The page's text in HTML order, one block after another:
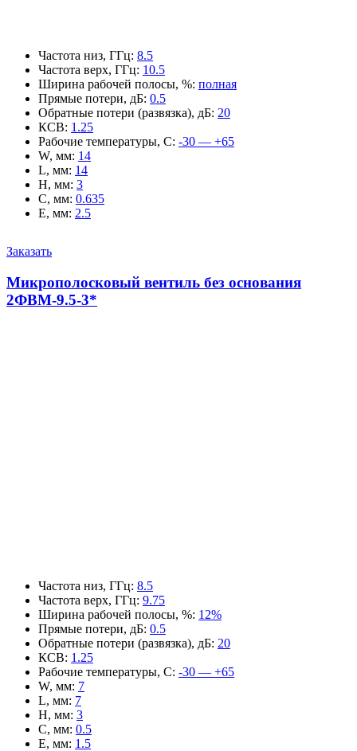
Частота низ, ГГц: 8.5
Частота верх, ГГц: 10.5
Ширина рабочей полосы, %: полная
Прямые потери, дБ: 0.5
Обратные потери (развязка), дБ: 20
КСВ: 1.25
Рабочие температуры, С: -30 — +65
W, мм: 14
L, мм: 14
H, мм: 3
C, мм: 0.635
E, мм: 2.5
Заказать
Микрополосковый вентиль без основания
2ФВМ-9.5-3*
Частота низ, ГГц: 8.5
Частота верх, ГГц: 9.75
Ширина рабочей полосы, %: 12%
Прямые потери, дБ: 0.5
Обратные потери (развязка), дБ: 20
КСВ: 1.25
Рабочие температуры, С: -30 — +65
W, мм: 7
L, мм: 7
H, мм: 3
C, мм: 0.5
E, мм: 1.5